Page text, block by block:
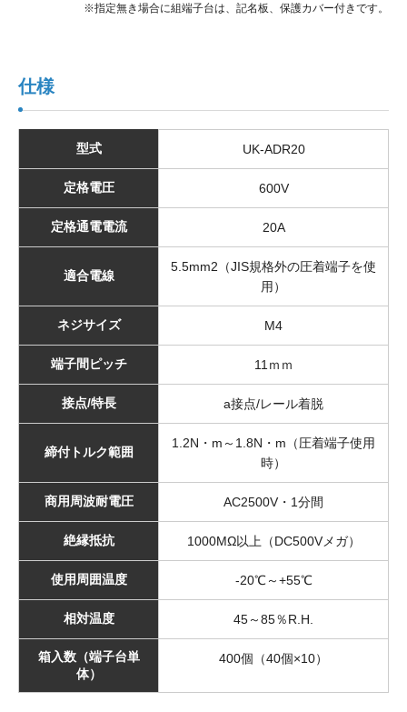
※指定無き場合に組端子台は、記名板、保護カバー付きです。
仕様
型式 UK-ADR20
定格電圧 600V
定格通電電流 20A
適合電線
5.5mm2（JIS規格外の圧着端子を使
用）
ネジサイズ M4
端子間ピッチ 11ｍｍ
接点/特長 a接点/レール着脱
締付トルク範囲
1.2N・m～1.8N・m（圧着端子使用
時）
商用周波耐電圧 AC2500V・1分間
絶縁抵抗 1000MΩ以上（DC500Vメガ）
使用周囲温度 -20℃～+55℃
相対温度 45～85％R.H.
箱入数（端子台単
体）
400個（40個×10）